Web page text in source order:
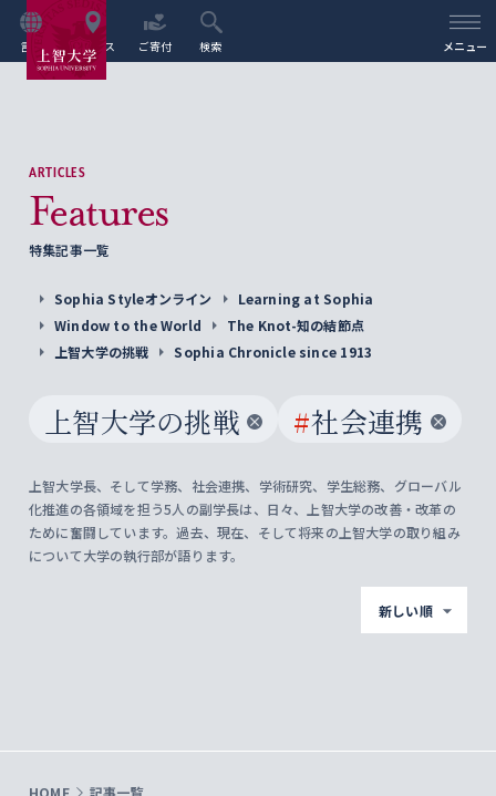
言語 アクセス ご寄付 検索 メニュー
ARTICLES
Features
特集記事一覧
Sophia Styleオンライン
Learning at Sophia
Window to the World
The Knot-知の結節点
上智大学の挑戦
Sophia Chronicle since 1913
上智大学の挑戦 #社会連携
上智大学長、そして学務、社会連携、学術研究、学生総務、グローバル
化推進の各領域を担う5人の副学長は、日々、上智大学の改善・改革の
ために奮闘しています。過去、現在、そして将来の上智大学の取り組み
について大学の執行部が語ります。
新しい順
HOME 記事一覧